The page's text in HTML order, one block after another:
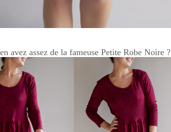
avez assez de la fameuse Petite Robe Noire ?